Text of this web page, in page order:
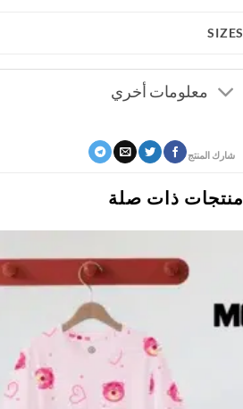
SIZES
معلومات أخري
شارك المنتج
منتجات ذات صلة